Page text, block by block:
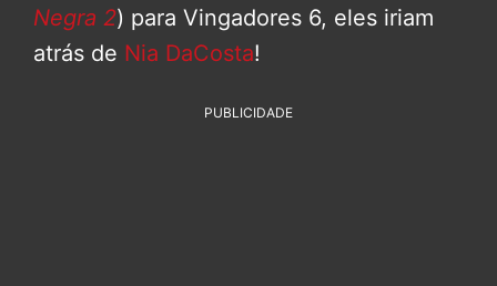
Negra 2) para Vingadores 6, eles iriam
atrás de Nia DaCosta!
PUBLICIDADE